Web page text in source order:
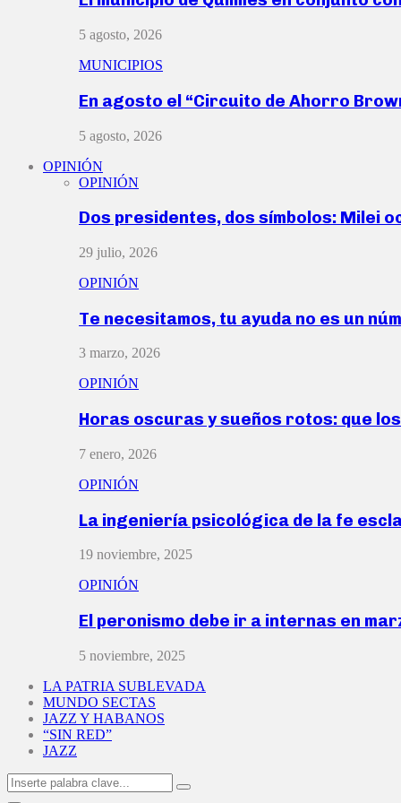
5 agosto, 2026
MUNICIPIOS
En agosto el “Circuito de Ahorro
5 agosto, 2026
OPINIÓN
OPINIÓN
Dos presidentes, dos símbolos: Milei
29 julio, 2026
OPINIÓN
Te necesitamos, tu ayuda no es un
3 marzo, 2026
OPINIÓN
Horas oscuras y sueños rotos: que
7 enero, 2026
OPINIÓN
La ingeniería psicológica de la fe
19 noviembre, 2025
OPINIÓN
El peronismo debe ir a internas en
5 noviembre, 2025
LA PATRIA SUBLEVADA
MUNDO SECTAS
JAZZ Y HABANOS
“SIN RED”
JAZZ
Search
for:
Search